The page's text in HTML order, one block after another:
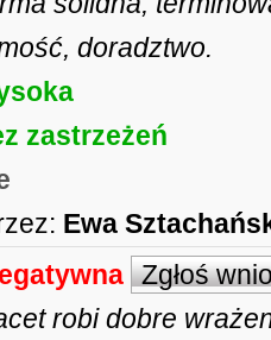
doradztwo.
zastrzeżeń
Ewa
Zgłoś
robi dobre